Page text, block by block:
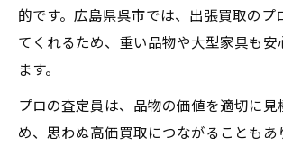
的です。広島県呉市では、出張買取のプ
てくれるため、重い品物や大型家具も安
ます。
プロの査定員は、品物の価値を適切に見
め、思わぬ高価買取につながることもあ